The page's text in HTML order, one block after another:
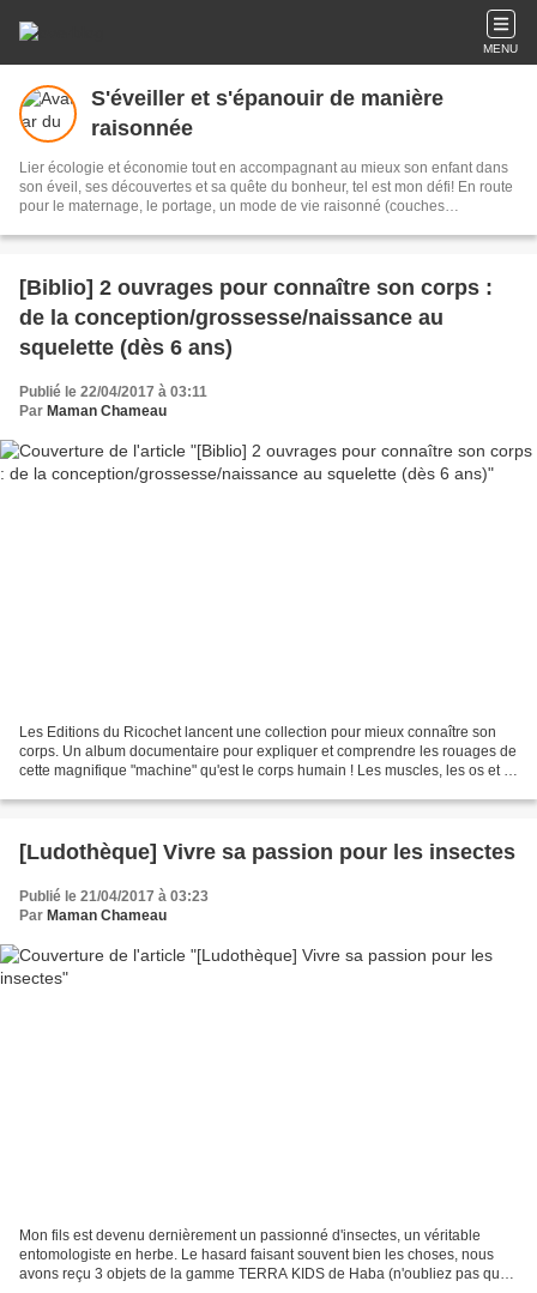
MENU
S'éveiller et s'épanouir de manière
raisonnée
Lier écologie et économie tout en accompagnant au mieux son enfant dans
son éveil, ses découvertes et sa quête du bonheur, tel est mon défi! En route
pour le maternage, le portage, un mode de vie raisonné (couches
réflexions personnelles, activités et jeux sont partagés.
[Biblio] 2 ouvrages pour connaître son corps :
de la conception/grossesse/naissance au
squelette (dès 6 ans)
Publié le 22/04/2017 à 03:11
Par Maman Chameau
Les Editions du Ricochet lancent une collection pour mieux connaître son
corps. Un album documentaire pour expliquer et comprendre les rouages de
cette magnifique "machine" qu'est le corps humain ! Les muscles, les os et le
[Ludothèque] Vivre sa passion pour les insectes
Publié le 21/04/2017 à 03:23
Par Maman Chameau
Mon fils est devenu dernièrement un passionné d'insectes, un véritable
entomologiste en herbe. Le hasard faisant souvent bien les choses, nous
avons reçu 3 objets de la gamme TERRA KIDS de Haba (n'oubliez pas que